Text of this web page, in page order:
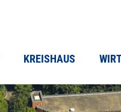
KREISHAUS